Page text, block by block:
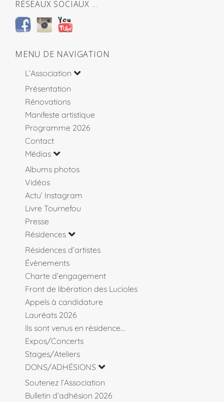
RÉSEAUX SOCIAUX …
MENU DE NAVIGATION
L’Association
Présentation
Rénovations
Manifeste artistique
Programme 2026
Contact
Médias
Albums photos
Vidéos
Actu’ Instagram
Livre Tournefou
Presse
Résidences
Résidences d’artistes
Évènements
Charte d’engagement
Front de libération des Lucioles
Appels à candidature
Lauréats 2026
Ils sont venus en résidence…
Expos/Concerts
Stages/Ateliers
DONS/ADHÉSIONS
Soutenez l’Association
Bulletin d’adhésion 2026